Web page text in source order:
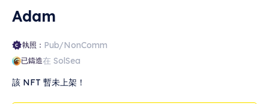
Adam
執照： Pub/NonComm
已鑄造在 SolSea
該 NFT 暫未上架！